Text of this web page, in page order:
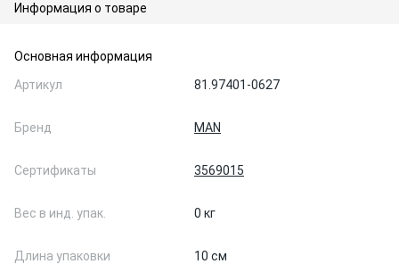
Информация о товаре
Основная информация
Артикул
81.97401-0627
Бренд MAN
Сертификаты 3569015
Вес в инд. упак. 0 кг
Длина упаковки 10 см